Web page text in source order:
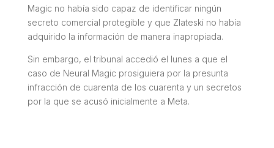
Magic no había sido capaz de identificar ningún
secreto comercial protegible y que Zlateski no había
adquirido la información de manera inapropiada.
Sin embargo, el tribunal accedió el lunes a que el
caso de Neural Magic prosiguiera por la presunta
infracción de cuarenta de los cuarenta y un secretos
por la que se acusó inicialmente a Meta.